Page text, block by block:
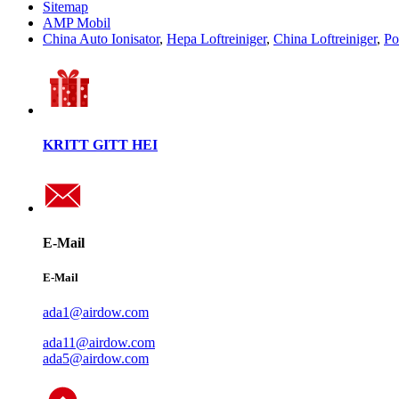
Sitemap
AMP Mobil
China Auto Ionisator, Hepa Loftreiniger, China Loftreiniger,
KRITT GITT HEI
E-Mail
E-Mail
ada1@airdow.com
ada11@airdow.com
ada5@airdow.com